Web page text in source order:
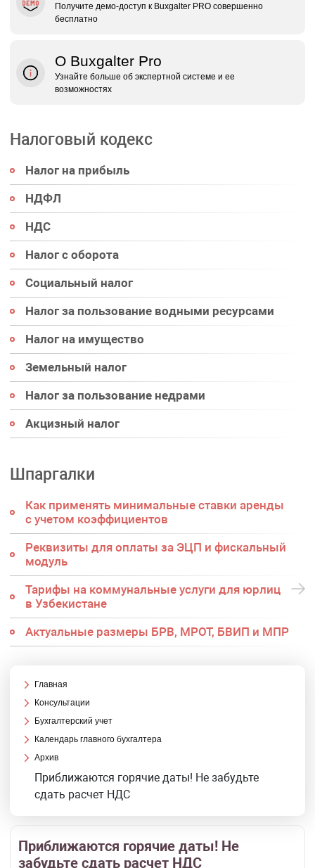
Получите демо‑доступ к Buxgalter PRO совершенно
бесплатно
О Buxgalter Pro
Узнайте больше об экспертной системе и ее
возможностях
Налоговый кодекс
Налог на прибыль
НДФЛ
НДС
Налог с оборота
Социальный налог
Налог за пользование водными ресурсами
Налог на имущество
Земельный налог
Налог за пользование недрами
Акцизный налог
Шпаргалки
Как применять минимальные ставки аренды
с учетом коэффициентов
Реквизиты для оплаты за ЭЦП и фискальный
модуль
Тарифы на коммунальные услуги для юрлиц
в Узбекистане
Актуальные размеры БРВ, МРОТ, БВИП и МПР
Главная
Консультации
Бухгалтерский учет
Календарь главного бухгалтера
Архив
Приближаются горячие даты! Не забудьте
сдать расчет НДС
Приближаются горячие даты! Не
забудьте сдать расчет НДС